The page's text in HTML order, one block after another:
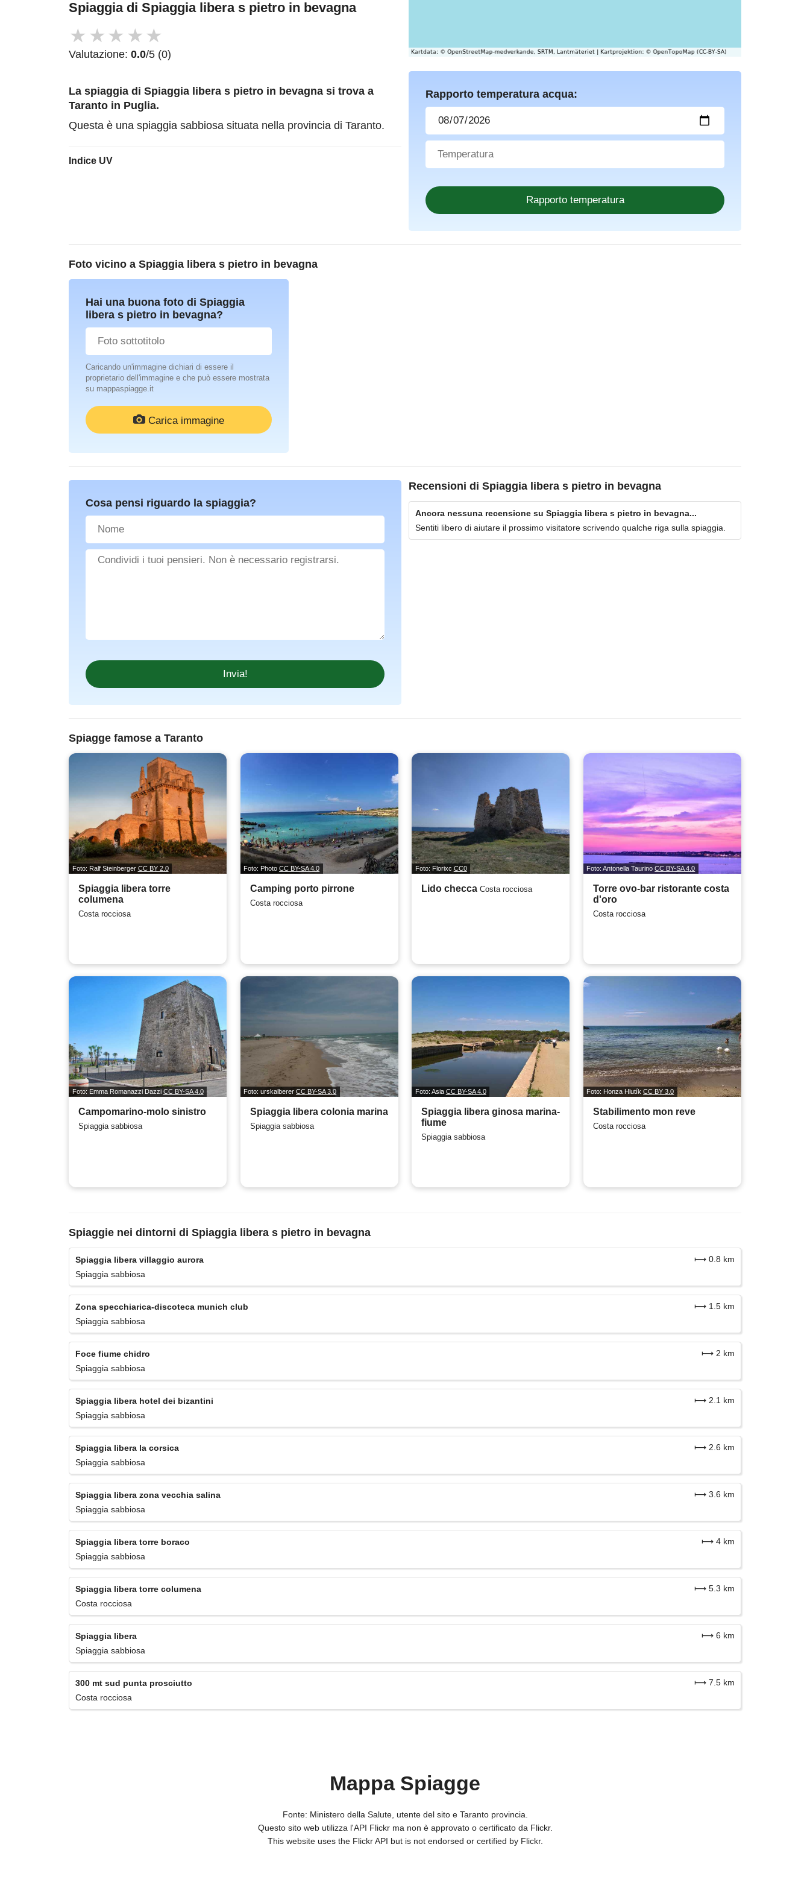
Spiaggia di Spiaggia libera s pietro in bevagna
★ ★ ★ ★ ★
Valutazione: 0.0/5 (0)
La spiaggia di Spiaggia libera s pietro in bevagna si trova a
Taranto in Puglia.
Questa è una spiaggia sabbiosa situata nella provincia di Taranto.
Indice UV
Rapporto temperatura acqua:
Foto vicino a Spiaggia libera s pietro in bevagna
Hai una buona foto di Spiaggia
libera s pietro in bevagna?
Caricando un'immagine dichiari di essere il
proprietario dell'immagine e che può essere mostrata
su mappaspiagge.it
Carica immagine
Recensioni di Spiaggia libera s pietro in bevagna
Ancora nessuna recensione su Spiaggia libera s pietro in bevagna...
Sentiti libero di aiutare il prossimo visitatore scrivendo qualche riga sulla spiaggia.
Cosa pensi riguardo la spiaggia?
Spiagge famose a Taranto
Foto: Ralf Steinberger CC BY 2.0
Spiaggia libera torre
columena
Costa rocciosa
Foto: PhotoCC BY-SA 4.0
Camping porto pirrone
Costa rocciosa
Foto: Florixc CC0
Lido checca Costa rocciosa
Foto: Antonella TaurinoCC BY-SA 4.0
Torre ovo-bar ristorante costa
d'oro
Costa rocciosa
Foto: Emma Romanazzi Dazzi CC BY-SA 4.0
Campomarino-molo sinistro
Spiaggia sabbiosa
Foto: urskalbererCC BY-SA 3.0
Spiaggia libera colonia marina
Spiaggia sabbiosa
Foto: Asia CC BY-SA 4.0
Spiaggia libera ginosa marina-
fiume
Spiaggia sabbiosa
Foto: Honza HlutíkCC BY 3.0
Stabilimento mon reve
Costa rocciosa
Spiaggie nei dintorni di Spiaggia libera s pietro in bevagna
Spiaggia libera villaggio aurora
⟼ 0.8 km
Spiaggia sabbiosa
Zona specchiarica-discoteca munich club
⟼ 1.5 km
Spiaggia sabbiosa
Foce fiume chidro
⟼ 2 km
Spiaggia sabbiosa
Spiaggia libera hotel dei bizantini
⟼ 2.1 km
Spiaggia sabbiosa
Spiaggia libera la corsica
⟼ 2.6 km
Spiaggia sabbiosa
Spiaggia libera zona vecchia salina
⟼ 3.6 km
Spiaggia sabbiosa
Spiaggia libera torre boraco
⟼ 4 km
Spiaggia sabbiosa
Spiaggia libera torre columena
⟼ 5.3 km
Costa rocciosa
Spiaggia libera
⟼ 6 km
Spiaggia sabbiosa
300 mt sud punta prosciutto
⟼ 7.5 km
Costa rocciosa
Mappa Spiagge
Fonte: Ministero della Salute, utente del sito e Taranto provincia.
Questo sito web utilizza l'API Flickr ma non è approvato o certificato da Flickr.
This website uses the Flickr API but is not endorsed or certified by Flickr.